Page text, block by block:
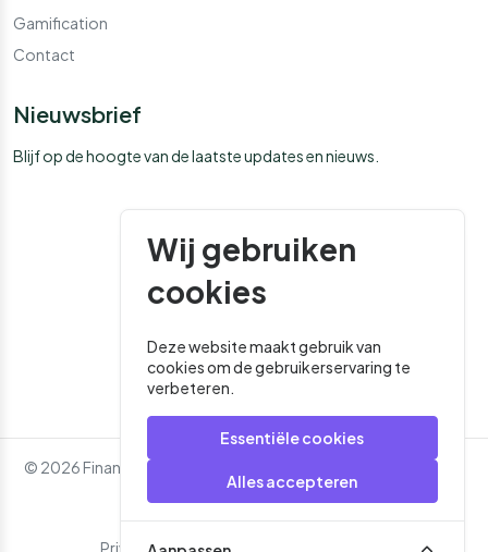
Wij gebruiken
cookies
Deze website maakt gebruik van
cookies om de gebruikerservaring te
verbeteren.
Essentiële cookies
Alles accepteren
Gamification
Contact
Nieuwsbrief
Blijf op de hoogte van de laatste updates en nieuws.
© 2026 Financial Media. Alle rechten voorbehouden. - Website
Roger That
Privacybeleid Algemene Voorwaarden